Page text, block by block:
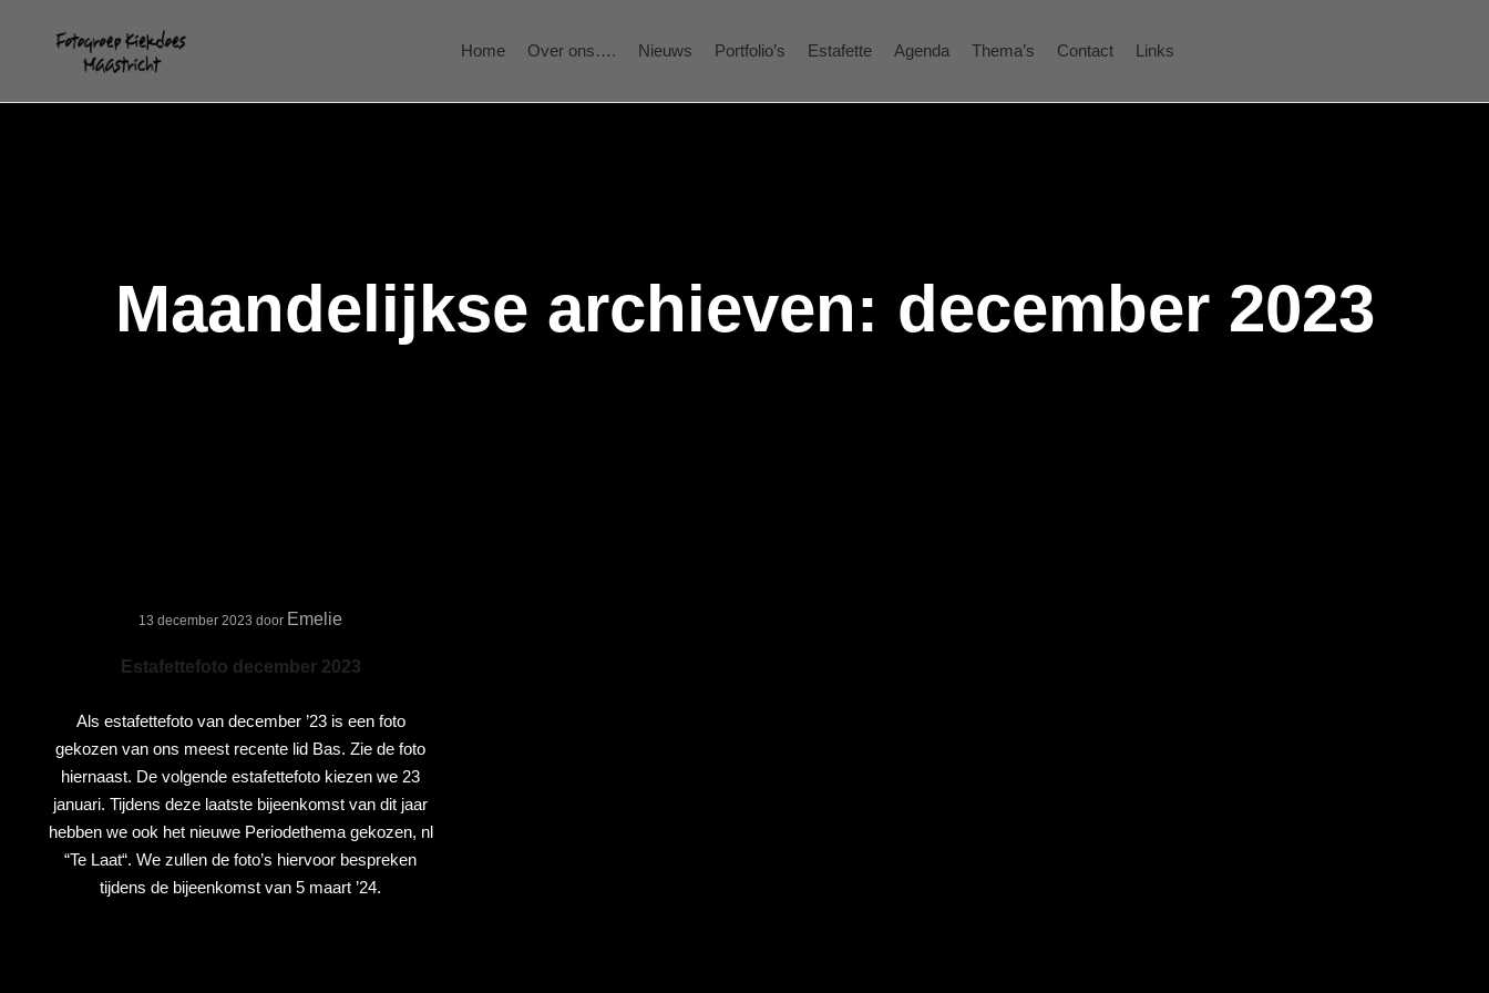
Home Over ons…. Nieuws Portfolio’s Estafette Agenda Thema’s Contact Links
Maandelijkse archieven: december 2023
13 december 2023 door Emelie
Estafettefoto december 2023
Als estafettefoto van december ’23 is een foto
gekozen van ons meest recente lid Bas. Zie de foto
hiernaast. De volgende estafettefoto kiezen we 23
januari. Tijdens deze laatste bijeenkomst van dit jaar
hebben we ook het nieuwe Periodethema gekozen, nl
“Te Laat“. We zullen de foto’s hiervoor bespreken
tijdens de bijeenkomst van 5 maart ’24.